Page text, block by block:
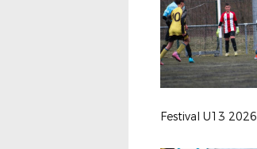
Festival U13 2026